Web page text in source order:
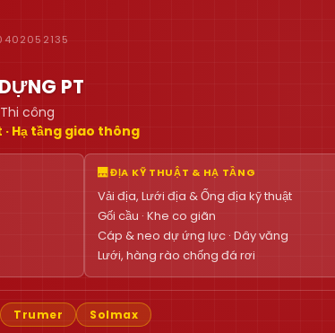
PT
công
Hạ tầng giao thông
🌉 ĐỊA KỸ THUẬT & HẠ TẦNG
Vải địa, Lưới địa & Ống địa kỹ thuật
Gối cầu · Khe co giãn
Cáp & neo dự ứng lực · Dây văng
Lưới, hàng rào chống đá rơi
Trumer Solmax